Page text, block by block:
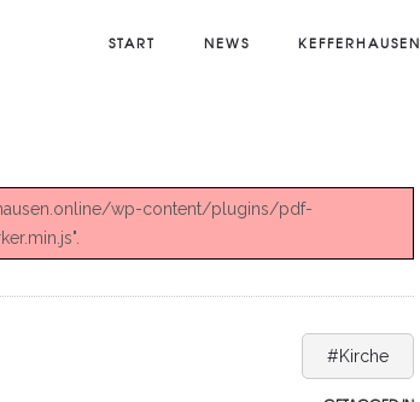
START NEWS KEFFERHAUSEN
wp-content/plugins/pdf-
#Kirche